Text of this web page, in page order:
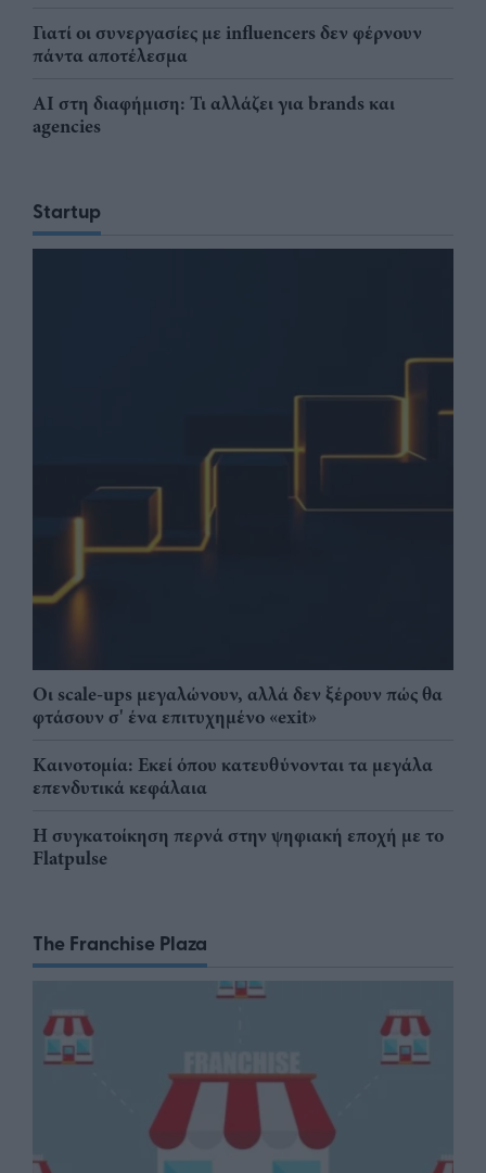
Γιατί οι συνεργασίες με influencers δεν φέρνουν
πάντα αποτέλεσμα
AI στη διαφήμιση: Τι αλλάζει για brands και
agencies
Startup
Οι scale-ups μεγαλώνουν, αλλά δεν ξέρουν πώς θα
φτάσουν σ' ένα επιτυχημένο «exit»
Καινοτομία: Εκεί όπου κατευθύνονται τα μεγάλα
επενδυτικά κεφάλαια
Η συγκατοίκηση περνά στην ψηφιακή εποχή με το
Flatpulse
The Franchise Plaza